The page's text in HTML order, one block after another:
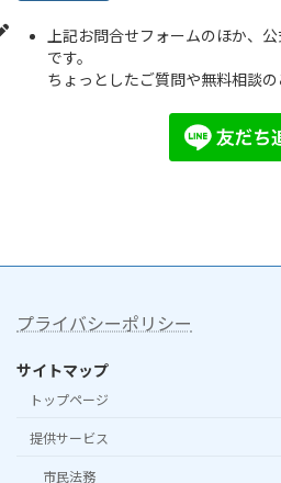
上記お問合せフォームのほか、
です。
ちょっとしたご質問や無料相談の
プライバシーポリシー
サイトマップ
トップページ
提供サービス
市民法務